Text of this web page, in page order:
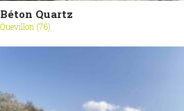
Béton Quartz
Quevillon (76)